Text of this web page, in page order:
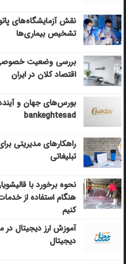
نقش آزمایشگاه‌های
تشخیص بیماری‌ها
بررسی وضعیت
اقتصاد کلان در ایران
بورس‌های جهان و
bankeghtesad
راهکارهای مدیریتی
تبلیغاتی
نحوه برخورد با
هنگام استفاده از
کنیم
آموزش ارز دیجیتال در
دیجیتال